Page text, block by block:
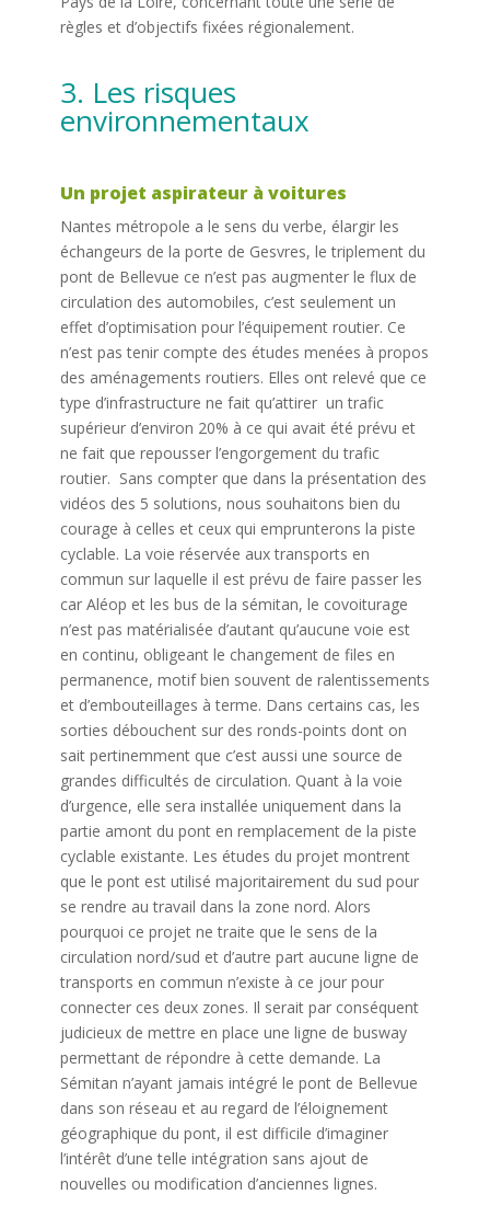
règles et d’objectifs fixées régionalement.
3. Les risques
environnementaux
Un projet aspirateur à voitures
Nantes métropole a le sens du verbe, élargir les
échangeurs de la porte de Gesvres, le triplement du
pont de Bellevue ce n’est pas augmenter le flux de
circulation des automobiles, c’est seulement un
effet d’optimisation pour l’équipement routier. Ce
n’est pas tenir compte des études menées à propos
des aménagements routiers. Elles ont relevé que ce
type d’infrastructure ne fait qu’attirer un trafic
supérieur d’environ 20% à ce qui avait été prévu et
ne fait que repousser l’engorgement du trafic
routier. Sans compter que dans la présentation des
vidéos des 5 solutions, nous souhaitons bien du
courage à celles et ceux qui emprunterons la piste
cyclable. La voie réservée aux transports en
commun sur laquelle il est prévu de faire passer les
car Aléop et les bus de la sémitan, le covoiturage
n’est pas matérialisée d’autant qu’aucune voie est
en continu, obligeant le changement de files en
permanence, motif bien souvent de ralentissements
et d’embouteillages à terme. Dans certains cas, les
sorties débouchent sur des ronds-points dont on
sait pertinemment que c’est aussi une source de
grandes difficultés de circulation. Quant à la voie
d’urgence, elle sera installée uniquement dans la
partie amont du pont en remplacement de la piste
cyclable existante. Les études du projet montrent
que le pont est utilisé majoritairement du sud pour
se rendre au travail dans la zone nord. Alors
pourquoi ce projet ne traite que le sens de la
circulation nord/sud et d’autre part aucune ligne de
transports en commun n’existe à ce jour pour
connecter ces deux zones. Il serait par conséquent
judicieux de mettre en place une ligne de busway
permettant de répondre à cette demande. La
Sémitan n’ayant jamais intégré le pont de Bellevue
dans son réseau et au regard de l’éloignement
géographique du pont, il est difficile d’imaginer
l’intérêt d’une telle intégration sans ajout de
nouvelles ou modification d’anciennes lignes.